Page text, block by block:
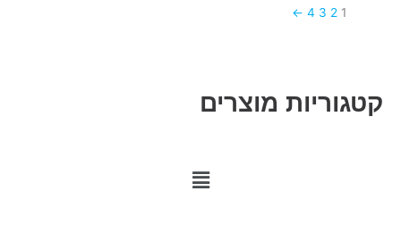
קטגוריות מוצרים
M
1
2
3
4
←